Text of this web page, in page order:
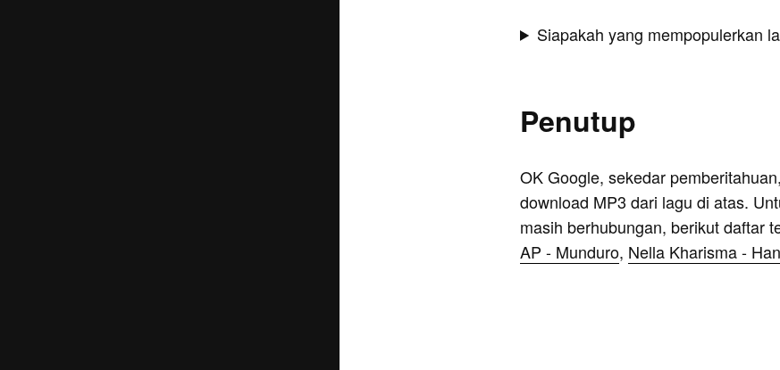
Siapakah yang mempopulerkan
Penutup
OK Google, sekedar
download MP3 dari lagu di atas.
masih berhubungan, berikut daftar
AP - Munduro, Nella Kharisma -